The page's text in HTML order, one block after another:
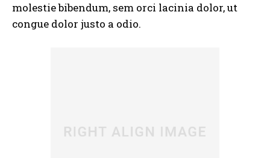
molestie bibendum, sem orci lacinia dolor, ut
congue dolor justo a odio.